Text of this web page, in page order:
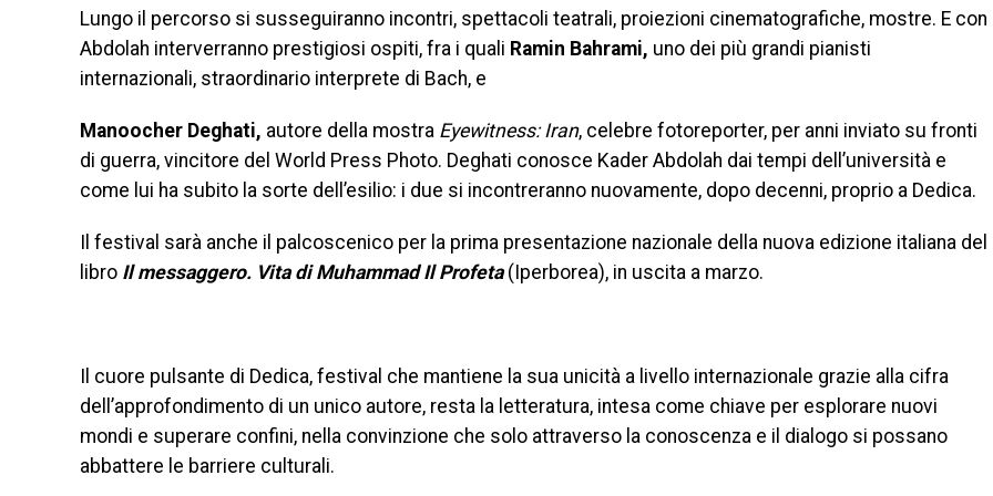
Lungo il percorso si susseguiranno incontri, spettacoli teatrali, proiezioni cinematografiche, mostre. E con
Abdolah interverranno prestigiosi ospiti, fra i quali Ramin Bahrami, uno dei più grandi pianisti
internazionali, straordinario interprete di Bach, e
Manoocher Deghati, autore della mostra Eyewitness: Iran, celebre fotoreporter, per anni inviato su fronti
di guerra, vincitore del World Press Photo. Deghati conosce Kader Abdolah dai tempi dell’università e
come lui ha subito la sorte dell’esilio: i due si incontreranno nuovamente, dopo decenni, proprio a Dedica.
Il festival sarà anche il palcoscenico per la prima presentazione nazionale della nuova edizione italiana del
libro Il messaggero. Vita di Muhammad Il Profeta(Iperborea), in uscita a marzo.
Il cuore pulsante di Dedica, festival che mantiene la sua unicità a livello internazionale grazie alla cifra
dell’approfondimento di un unico autore, resta la letteratura, intesa come chiave per esplorare nuovi
mondi e superare confini, nella convinzione che solo attraverso la conoscenza e il dialogo si possano
abbattere le barriere culturali.